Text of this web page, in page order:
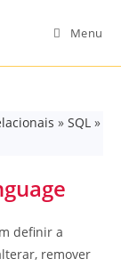
Menu
» SQL »
definir a
remover